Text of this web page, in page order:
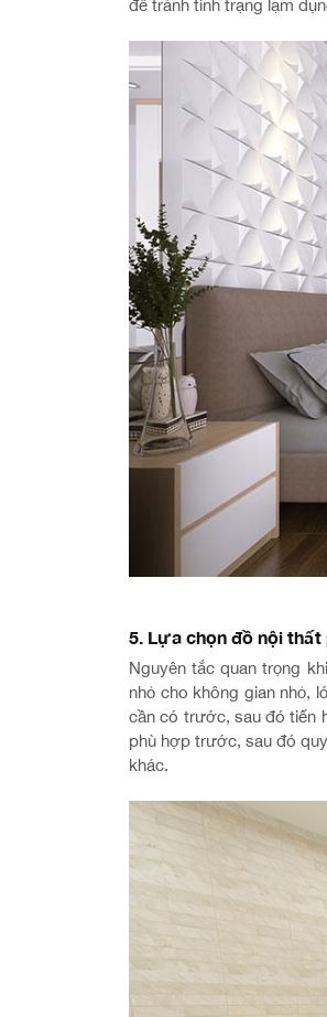
để tránh tình trạng lạm
5. Lựa chọn đồ nội
Nguyên tắc quan trọng
nhỏ cho không gian nhỏ,
cần có trước, sau đó tiến
phù hợp trước, sau đó
khác.